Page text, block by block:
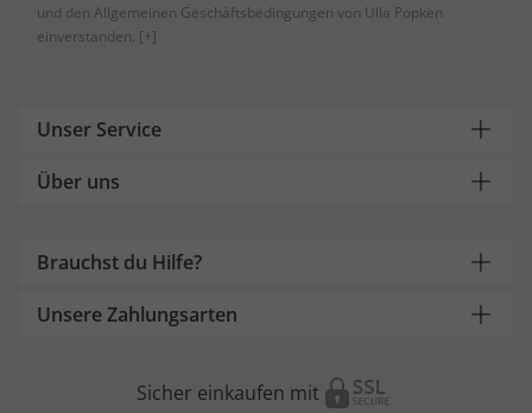
und den Allgemeinen Geschäftsbedingungen von Ulla Popken
einverstanden. [+]
Unser Service
Über uns
Brauchst du Hilfe?
Unsere Zahlungsarten
Sicher einkaufen mit